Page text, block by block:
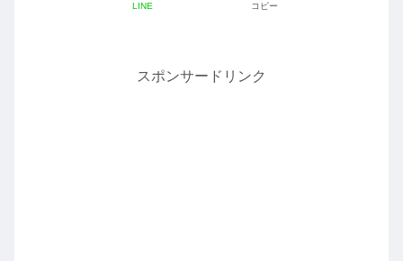
LINE コピー
スポンサードリンク